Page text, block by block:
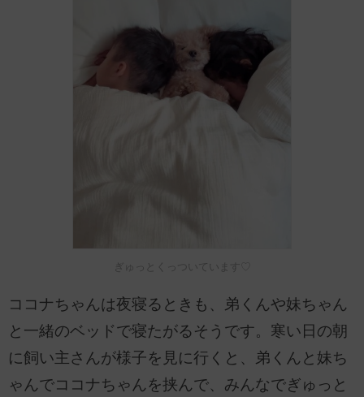
ぎゅっとくっついています♡
ココナちゃんは夜寝るときも、弟くんや妹ちゃん
と一緒のベッドで寝たがるそうです。寒い日の朝
に飼い主さんが様子を見に行くと、弟くんと妹ち
ゃんでココナちゃんを挟んで、みんなでぎゅっと